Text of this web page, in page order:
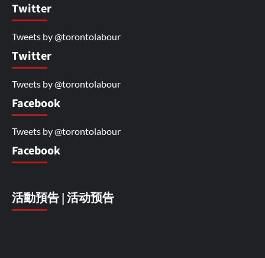
Twitter
Tweets by @torontolabour
Twitter
Tweets by @torontolabour
Facebook
Tweets by @torontolabour
Facebook
活動預告 | 活动预告